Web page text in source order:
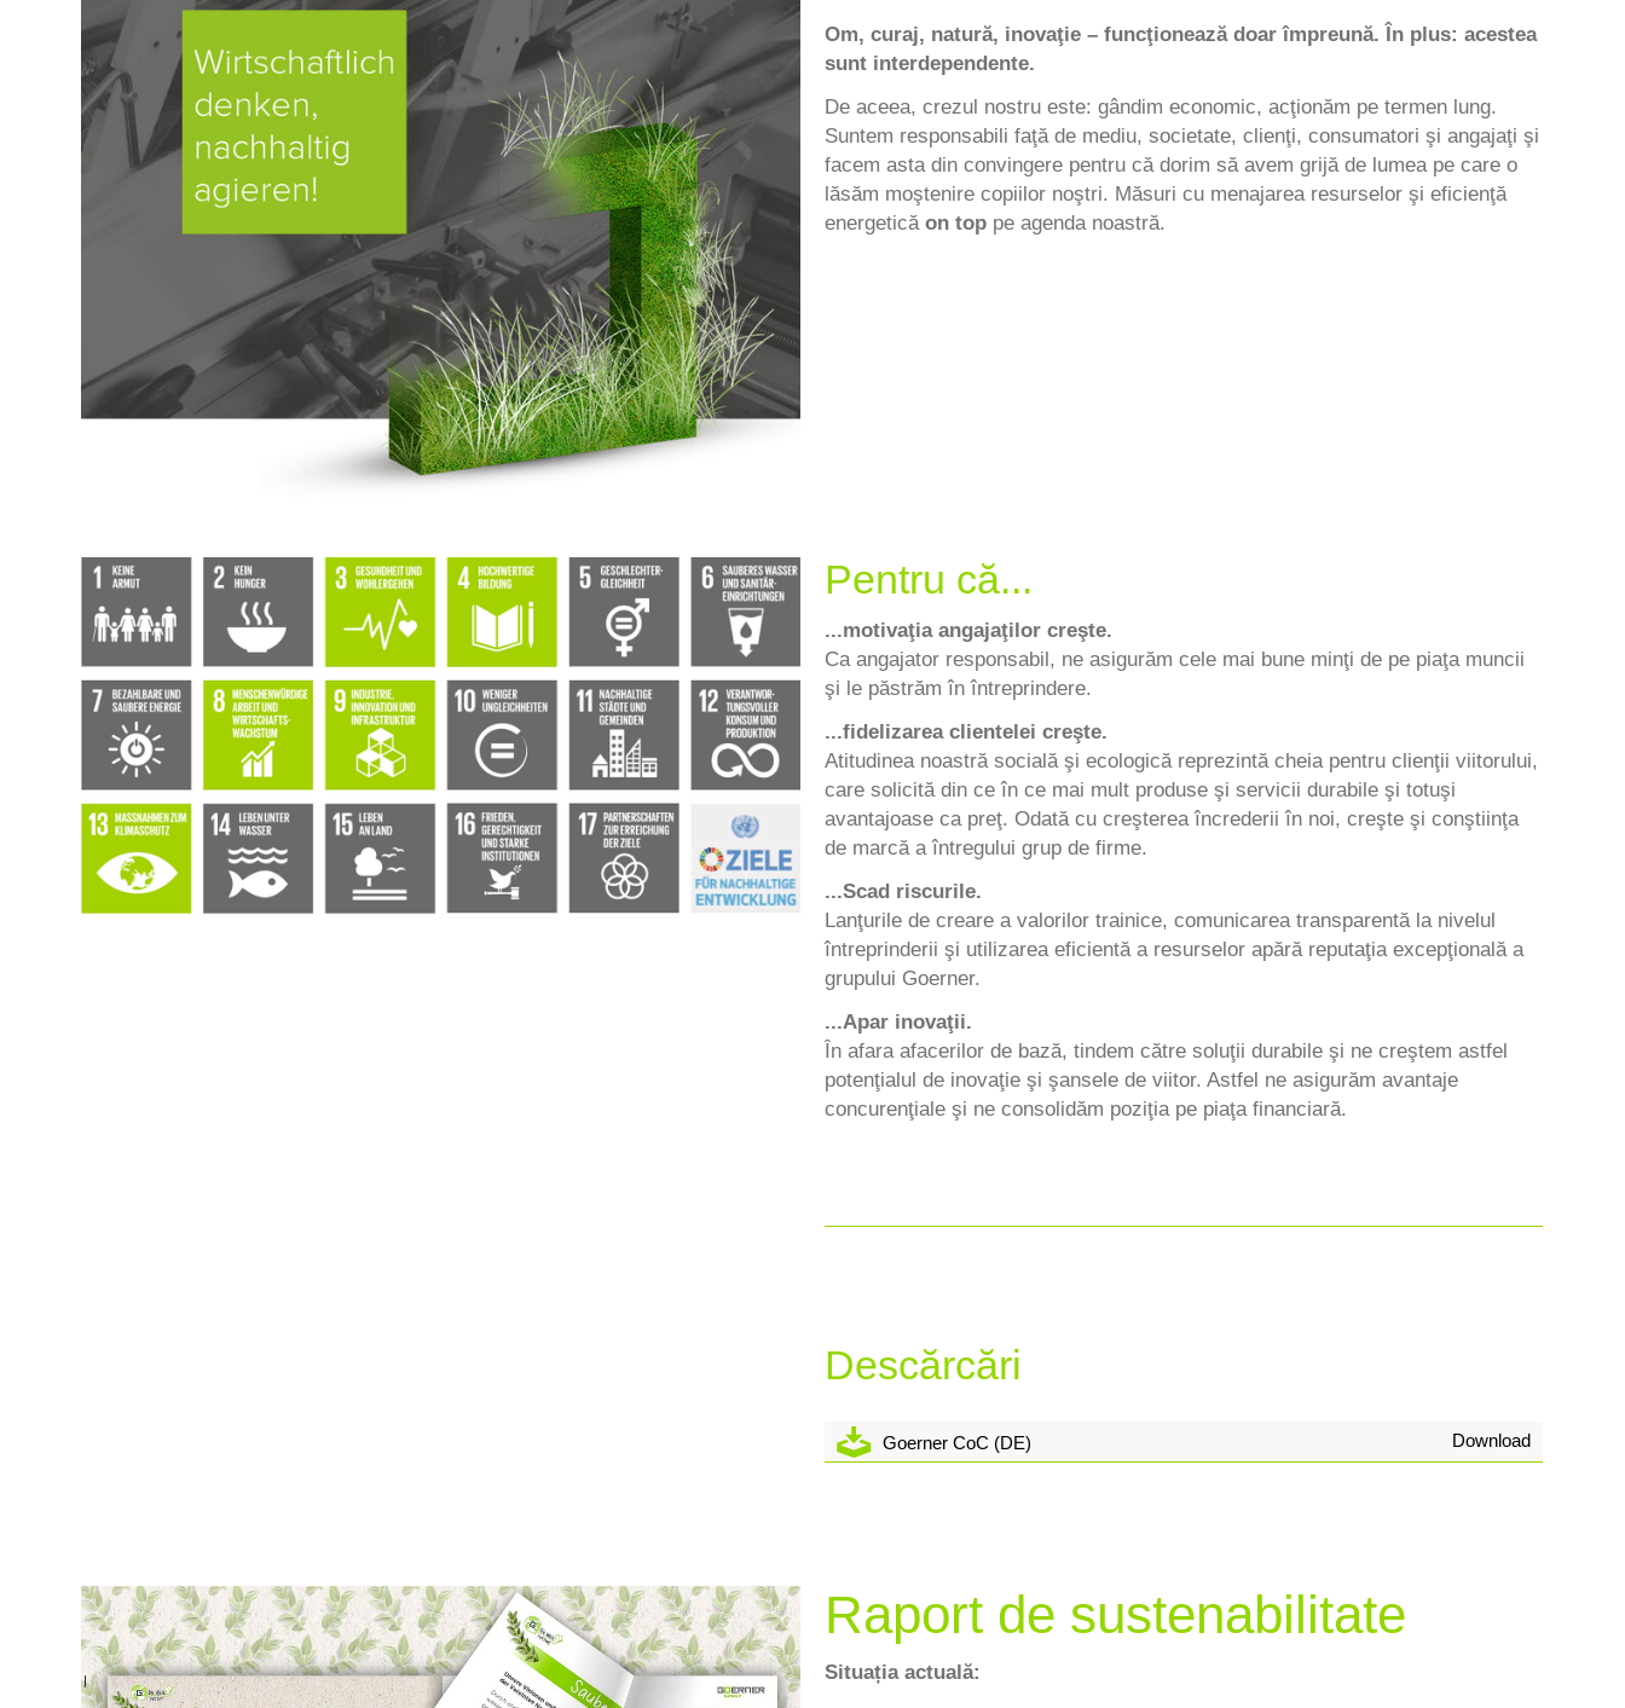
Om, curaj, natură, inovaţie – funcţionează doar împreună. În plus: acestea
sunt interdependente.
De aceea, crezul nostru este: gândim economic, acţionăm pe termen lung.
Suntem responsabili faţă de mediu, societate, clienţi, consumatori şi angajaţi şi
facem asta din convingere pentru că dorim să avem grijă de lumea pe care o
lăsăm moştenire copiilor noştri. Măsuri cu menajarea resurselor şi eficienţă
energeticăon top pe agenda noastră.
Pentru că...
...motivaţia angajaţilor creşte.
Ca angajator responsabil, ne asigurăm cele mai bune minţi de pe piaţa muncii
şi le păstrăm în întreprindere.
...fidelizarea clientelei creşte.
Atitudinea noastră socială şi ecologică reprezintă cheia pentru clienţii viitorului,
care solicită din ce în ce mai mult produse şi servicii durabile şi totuşi
avantajoase ca preţ. Odată cu creşterea încrederii în noi, creşte şi conştiinţa
de marcă a întregului grup de firme.
...Scad riscurile.
Lanţurile de creare a valorilor trainice, comunicarea transparentă la nivelul
întreprinderii şi utilizarea eficientă a resurselor apără reputaţia excepţională a
grupului Goerner.
...Apar inovaţii.
În afara afacerilor de bază, tindem către soluţii durabile şi ne creştem astfel
potenţialul de inovaţie şi şansele de viitor. Astfel ne asigurăm avantaje
concurenţiale şi ne consolidăm poziţia pe piaţa financiară.
Descărcări
Goerner CoC (DE) Download
Raport de sustenabilitate
Situația actuală: